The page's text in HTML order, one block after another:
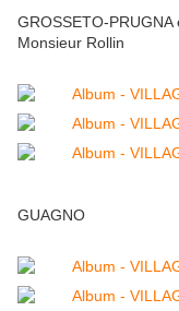
GROSSETO-
Monsieur Rollin
GUAGNO